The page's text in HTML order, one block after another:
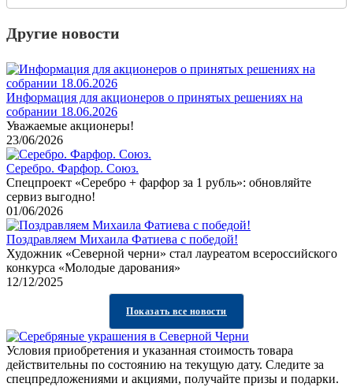
Другие новости
Информация для акционеров о принятых решениях на
собрании 18.06.2026
Уважаемые акционеры!
23/06/2026
Серебро. Фарфор. Союз.
Спецпроект «Серебро + фарфор за 1 рубль»: обновляйте
сервиз выгодно!
01/06/2026
Поздравляем Михаила Фатиева c победой!
Художник «Северной черни» стал лауреатом всероссийского
конкурса «Молодые дарования»
12/12/2025
Показать все новости
Условия приобретения и указанная стоимость товара
действительны по состоянию на текущую дату. Следите за
спецпредложениями и акциями, получайте призы и подарки.